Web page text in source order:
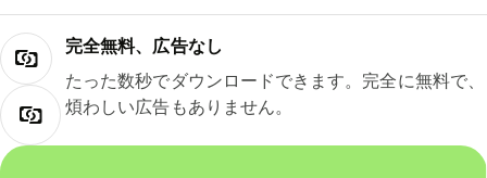
完全無料、広告なし
たった数秒でダウンロードできます。完全に無料で、
煩わしい広告もありません。